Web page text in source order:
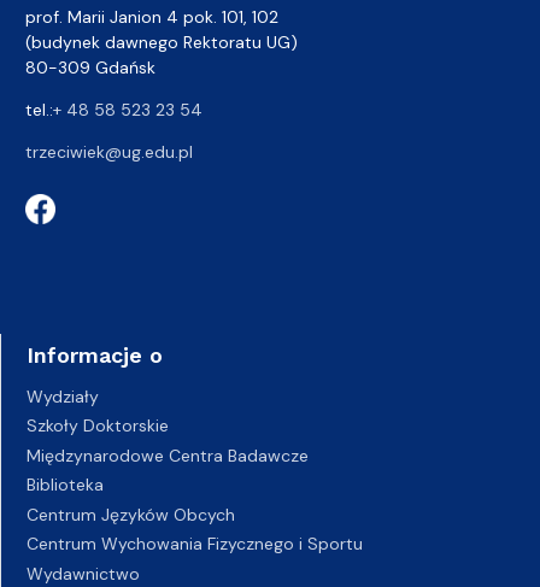
prof. Marii Janion 4 pok. 101, 102
(budynek dawnego Rektoratu UG)
80-309 Gdańsk
tel.:+ 48 58 523 23 54
trzeciwiek@ug.edu.pl
Informacje o
Wydziały
Szkoły Doktorskie
Międzynarodowe Centra Badawcze
Biblioteka
Centrum Języków Obcych
Centrum Wychowania Fizycznego i Sportu
Wydawnictwo